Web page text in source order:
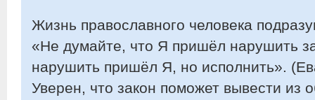
Жизнь православного человека
«Не думайте, что Я пришёл нарушить
нарушить пришёл Я, но исполнить».
Уверен, что закон поможет вывести из